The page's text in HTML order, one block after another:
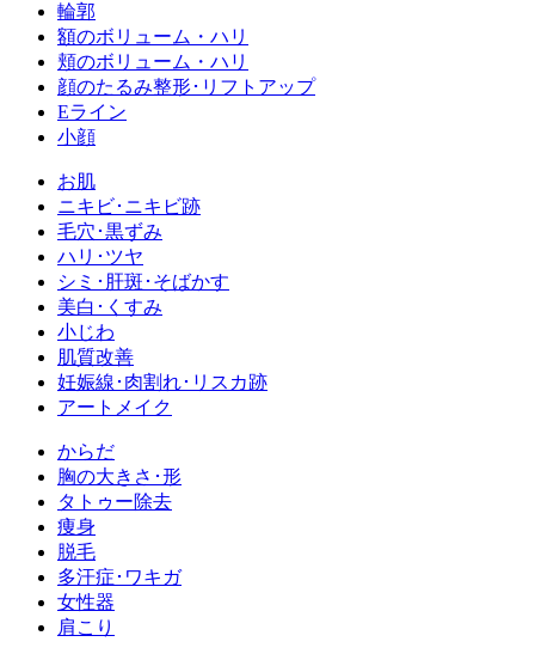
輪郭
額のボリューム・ハリ
頬のボリューム・ハリ
顔のたるみ整形･リフトアップ
Eライン
小顔
お肌
ニキビ･ニキビ跡
毛穴･黒ずみ
ハリ･ツヤ
シミ･肝斑･そばかす
美白･くすみ
小じわ
肌質改善
妊娠線･肉割れ･リスカ跡
アートメイク
からだ
胸の大きさ･形
タトゥー除去
痩身
脱毛
多汗症･ワキガ
女性器
肩こり